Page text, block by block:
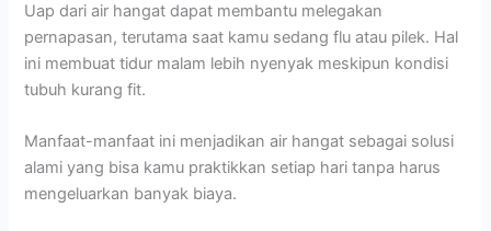
Uap dari air hangat dapat membantu melegakan
pernapasan, terutama saat kamu sedang flu atau pilek. Hal
ini membuat tidur malam lebih nyenyak meskipun kondisi
tubuh kurang fit.
Manfaat-manfaat ini menjadikan air hangat sebagai solusi
alami yang bisa kamu praktikkan setiap hari tanpa harus
mengeluarkan banyak biaya.